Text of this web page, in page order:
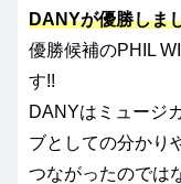
DANYが優勝しま
優勝候補のPHIL
す!!
DANYはミュージ
ブとしての分かり
つながったのでは